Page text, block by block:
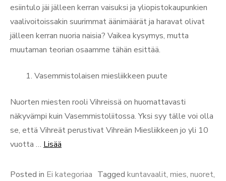
esiintulo jäi jälleen kerran vaisuksi ja yliopistokaupunkien
vaalivoitoissakin suurimmat äänimäärät ja haravat olivat
jälleen kerran nuoria naisia? Vaikea kysymys, mutta
muutaman teorian osaamme tähän esittää.
Vasemmistolaisen miesliikkeen puute
Nuorten miesten rooli Vihreissä on huomattavasti
näkyvämpi kuin Vasemmistoliitossa. Yksi syy tälle voi olla
se, että Vihreät perustivat Vihreän Miesliikkeen jo yli 10
vuotta … Lisää
miehet”
Posted in Ei kategoriaa Tagged kuntavaalit, mies, nuoret,